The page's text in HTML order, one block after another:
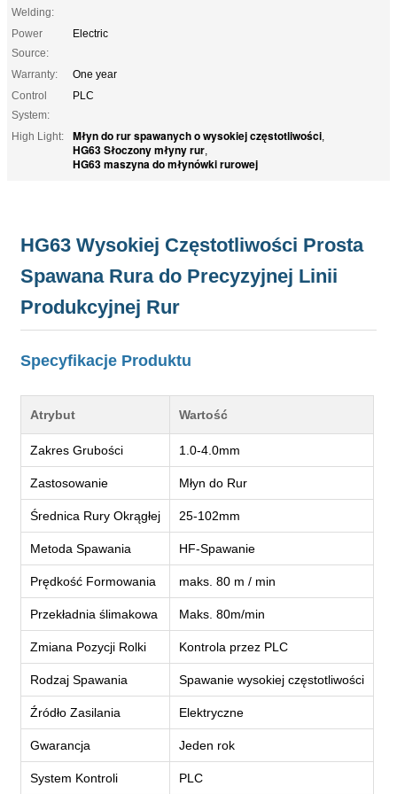
Welding:
Power
Source:
Electric
Warranty:
One year
Control
System:
PLC
High Light: Młyn do rur spawanych o wysokiej częstotliwości,
HG63 Słoczony młyny rur,
HG63 maszyna do młynówki rurowej
HG63 Wysokiej Częstotliwości Prosta
Spawana Rura do Precyzyjnej Linii
Produkcyjnej Rur
Specyfikacje Produktu
Atrybut Wartość
Zakres Grubości 1.0-4.0mm
Zastosowanie Młyn do Rur
Średnica Rury Okrągłej 25-102mm
Metoda Spawania HF-Spawanie
Prędkość Formowania maks. 80 m / min
Przekładnia ślimakowa Maks. 80m/min
Zmiana Pozycji Rolki Kontrola przez PLC
Rodzaj Spawania Spawanie wysokiej częstotliwości
Źródło Zasilania Elektryczne
Gwarancja Jeden rok
System Kontroli PLC